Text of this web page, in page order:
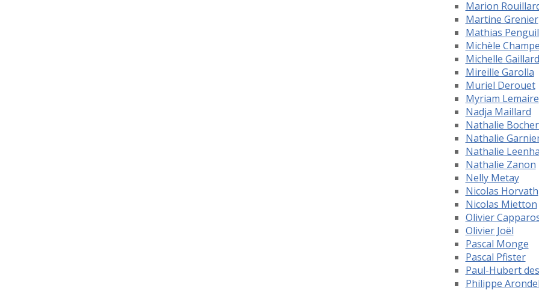
Marion
Martine Grenier
Mathias
Michèle
Michelle Gaillard
Mireille Garolla
Muriel Derouet
Myriam Lemaire
Nadja Maillard
Nathalie
Nathalie
Nathalie
Nathalie Zanon
Nelly Metay
Nicolas Horvath
Nicolas Mietton
Olivier
Olivier Joël
Pascal Monge
Pascal Pfister
Paul-Hubert
Philippe Arondel